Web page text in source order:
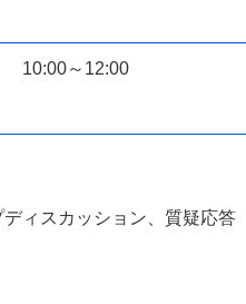
10:00～12:00
ィスカッション、質疑応答